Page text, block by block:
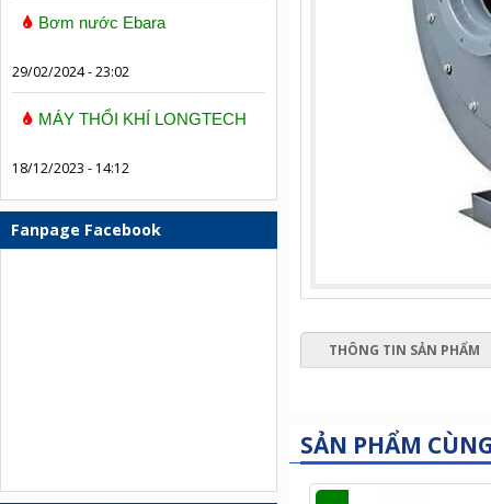
Bơm nước Ebara
29/02/2024 - 23:02
MÁY THỔI KHÍ LONGTECH
18/12/2023 - 14:12
Fanpage Facebook
THÔNG TIN SẢN PHẨM
SẢN PHẨM